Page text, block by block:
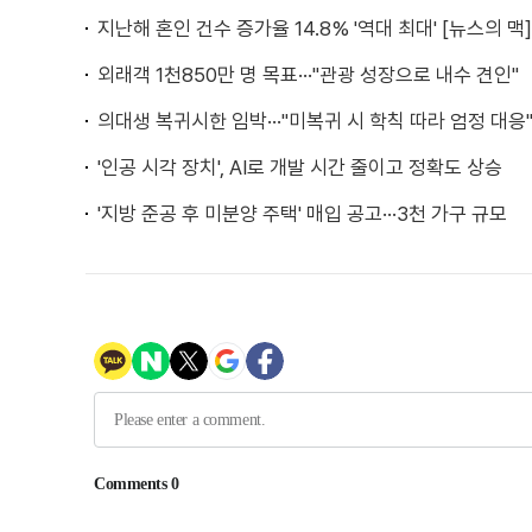
지난해 혼인 건수 증가율 14.8% '역대 최대' [뉴스의 맥]
외래객 1천850만 명 목표···"관광 성장으로 내수 견인"
의대생 복귀시한 임박···"미복귀 시 학칙 따라 엄정 대응"
'인공 시각 장치', AI로 개발 시간 줄이고 정확도 상승
'지방 준공 후 미분양 주택' 매입 공고···3천 가구 규모